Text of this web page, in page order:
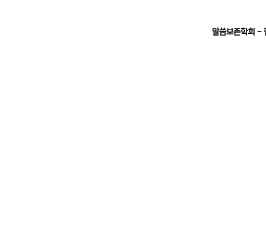
말씀보존학회 -